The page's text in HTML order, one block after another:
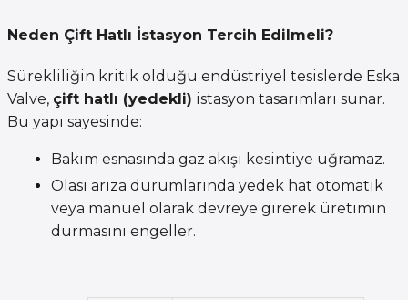
Neden Çift Hatlı İstasyon Tercih Edilmeli?
Sürekliliğin kritik olduğu endüstriyel tesislerde Eska
Valve, çift hatlı (yedekli) istasyon tasarımları sunar.
Bu yapı sayesinde:
Bakım esnasında gaz akışı kesintiye uğramaz.
Olası arıza durumlarında yedek hat otomatik
veya manuel olarak devreye girerek üretimin
durmasını engeller.